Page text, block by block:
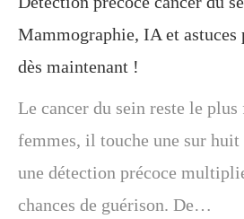
Mammographie, IA et astuces
dès maintenant !
Le cancer du sein reste le plus
femmes, il touche une sur huit
une détection précoce
chances de guérison. De…